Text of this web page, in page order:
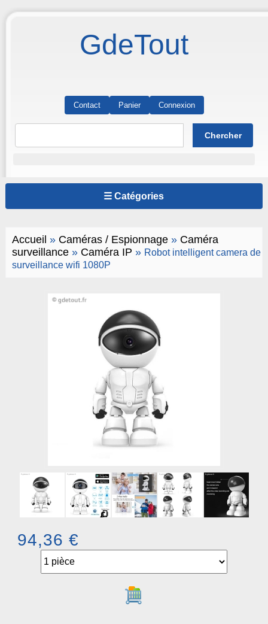
GdeTout
Contact Panier Connexion
☰ Catégories
Accueil » Caméras / Espionnage» Caméra
surveillance» Caméra IP » Robot intelligent camera de
surveillance wifi 1080P
94,36 €
Ajouter au panier